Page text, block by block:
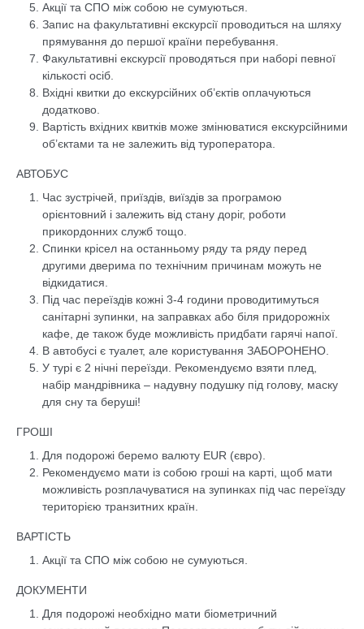
Акції та СПО між собою не сумуються.
Запис на факультативні екскурсії проводиться на шляху
прямування до першої країни перебування.
Факультативні екскурсії проводяться при наборі певної
кількості осіб.
Вхідні квитки до екскурсійних об’єктів оплачуються
додатково.
Вартість вхідних квитків може змінюватися екскурсійними
об’єктами та не залежить від туроператора.
АВТОБУС
Час зустрічей, приїздів, виїздів за програмою
орієнтовний і залежить від стану доріг, роботи
прикордонних служб тощо.
Спинки крісел на останньому ряду та ряду перед
другими дверима по технічним причинам можуть не
відкидатися.
Під час переїздів кожні 3-4 години проводитимуться
санітарні зупинки, на заправках або біля придорожніх
кафе, де також буде можливість придбати гарячі напої.
В автобусі є туалет, але користування ЗАБОРОНЕНО.
У турі є 2 нічні переїзди. Рекомендуємо взяти плед,
набір мандрівника – надувну подушку під голову, маску
для сну та беруші!
ГРОШІ
Для подорожі беремо валюту EUR (євро).
Рекомендуємо мати із собою гроші на карті, щоб мати
можливість розплачуватися на зупинках під час переїзду
територією транзитних країн.
ВАРТІСТЬ
Акції та СПО між собою не сумуються.
ДОКУМЕНТИ
Для подорожі необхідно мати біометричний